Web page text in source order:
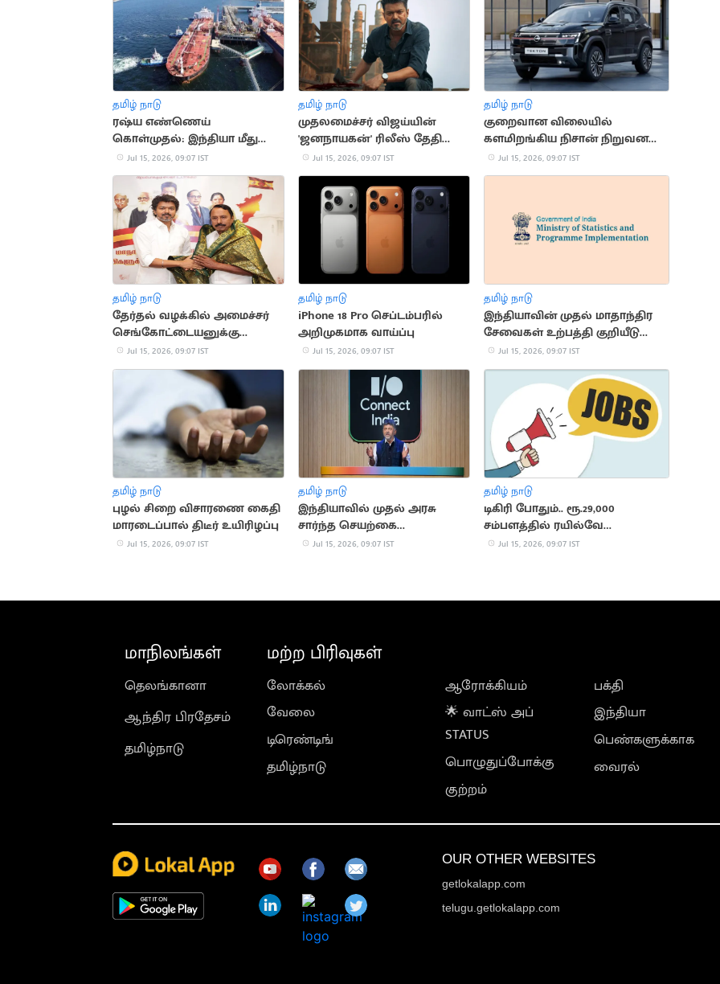
தமிழ் நாடு
ரஷ்ய எண்ணெய்
கொள்முதல்: இந்தியா மீது
கூடுதல் வரி மசோதா
Jul 15, 2026, 09:07 IST
தமிழ் நாடு
முதலமைச்சர் விஜய்யின்
'ஜனநாயகன்' ரிலீஸ் தேதி
அறிவிப்பு
Jul 15, 2026, 09:07 IST
தமிழ் நாடு
குறைவான விலையில்
களமிறங்கிய நிசான் நிறுவன
கார்Jul 15, 2026, 09:07 IST
தமிழ் நாடு
தேர்தல் வழக்கில் அமைச்சர்
செங்கோட்டையனுக்கு
உயர்நீதிமன்றம் நோட்டீஸ்
Jul 15, 2026, 09:07 IST
தமிழ் நாடு
iPhone 18 Pro செப்டம்பரில்
அறிமுகமாக வாய்ப்பு
Jul 15, 2026, 09:07 IST
தமிழ் நாடு
இந்தியாவின் முதல் மாதாந்திர
சேவைகள் உற்பத்தி குறியீடு
அறிமுகம்
Jul 15, 2026, 09:07 IST
தமிழ் நாடு
புழல் சிறை விசாரணை கைதி
மாரடைப்பால் திடீர் உயிரிழப்பு
Jul 15, 2026, 09:07 IST
தமிழ் நாடு
இந்தியாவில் முதல் அரசு
சார்ந்த செயற்கை
நுண்ணறிவுப்
Jul 15, 2026, 09:07 IST
தமிழ் நாடு
டிகிரி போதும்.. ரூ.29,000
சம்பளத்தில் ரயில்வே
வாரியத்தில் வேலை
Jul 15, 2026, 09:07 IST
மாநிலங்கள்
தெலங்கானா
ஆந்திர பிரதேசம்
தமிழ்நாடு
மற்ற பிரிவுகள்
லோக்கல்
வேலை
டிரெண்டிங்
தமிழ்நாடு
ஆரோக்கியம்
🌟 வாட்ஸ் அப்
STATUS
பொழுதுப்போக்கு
குற்றம்
பக்தி
இந்தியா
பெண்களுக்காக
வைரல்
OUR OTHER WEBSITES
getlokalapp.com
telugu.getlokalapp.com